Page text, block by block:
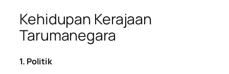
Kehidupan Kerajaan
Tarumanegara
1. Politik